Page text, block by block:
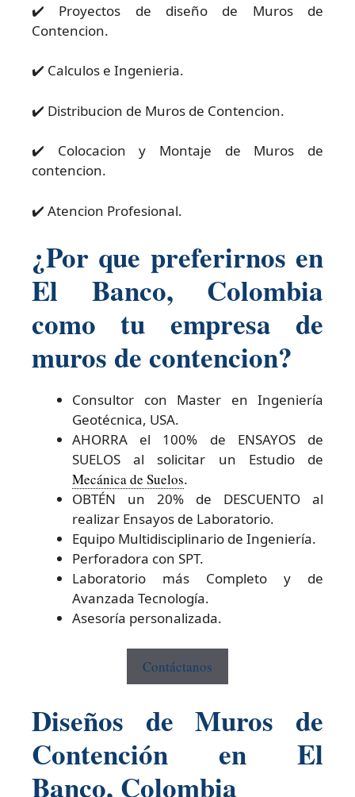
✔️ Proyectos de diseño de Muros de
Contencion.
✔️ Calculos e Ingenieria.
✔️ Distribucion de Muros de Contencion.
✔️ Colocacion y Montaje de Muros de
contencion.
✔️ Atencion Profesional.
¿Por que preferirnos en
El Banco, Colombia
como tu empresa de
muros de contencion?
Consultor con Master en Ingeniería
Geotécnica, USA.
AHORRA el 100% de ENSAYOS de
SUELOS al solicitar un Estudio de
Mecánica de Suelos.
OBTÉN un 20% de DESCUENTO al
realizar Ensayos de Laboratorio.
Equipo Multidisciplinario de Ingeniería.
Perforadora con SPT.
Laboratorio más Completo y de
Avanzada Tecnología.
Asesoría personalizada.
Contáctanos
Diseños de Muros de
Contención en El
Banco, Colombia